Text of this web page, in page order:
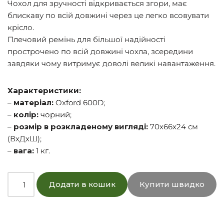
Чохол для зручності відкривається згори, має
блискаву по всій довжині через це легко всовувати
крісло.
Плечовий ремінь для більшої надійності
прострочено по всій довжині чохла, зсередини
завдяки чому витримує доволі великі навантаження.
Характеристики:
– матеріал: Oxford 600D;
– колір: чорний;
– розмір в розкладеному вигляді: 70х66х24 см
(ВхДхШ);
– вага: 1 кг.
Додати в кошик Купити швидко